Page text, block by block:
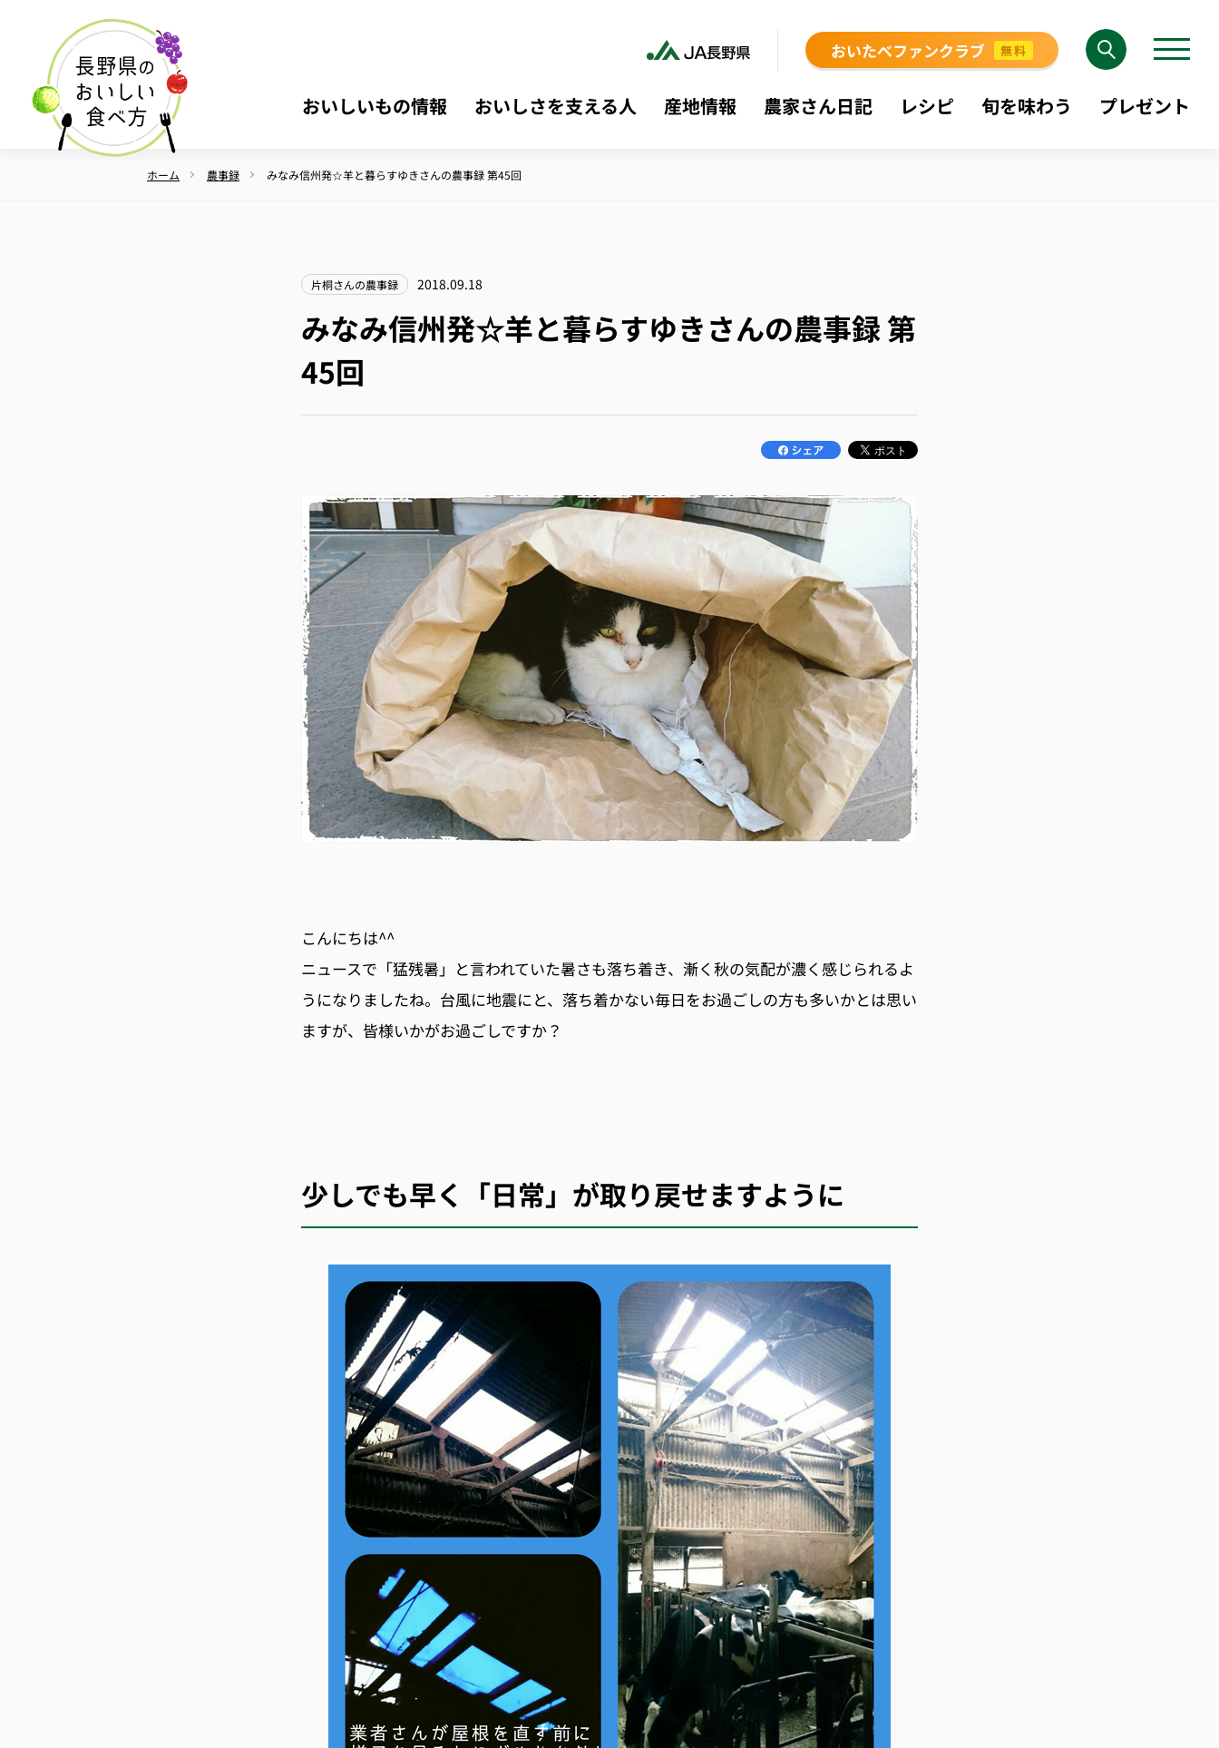
おいたべファンクラブ 無料
おいしいもの情報 おいしさを支える人 産地情報 農家さん日記 レシピ 旬を味わう プレゼント
ホーム 農事録 みなみ信州発☆羊と暮らすゆきさんの農事録 第45回
片桐さんの農事録 2018.09.18
みなみ信州発☆羊と暮らすゆきさんの農事録 第
45回
こんにちは^^
ニュースで「猛残暑」と言われていた暑さも落ち着き、漸く秋の気配が濃く感じられるよ
うになりましたね。台風に地震にと、落ち着かない毎日をお過ごしの方も多いかとは思い
ますが、皆様いかがお過ごしですか？
少しでも早く「日常」が取り戻せますように